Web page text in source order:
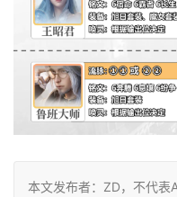
本文发布者：ZD，不代表